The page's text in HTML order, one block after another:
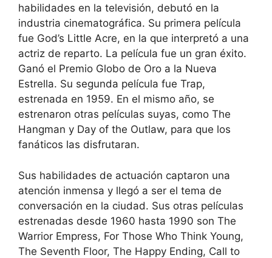
habilidades en la televisión, debutó en la
industria cinematográfica. Su primera película
fue God’s Little Acre, en la que interpretó a una
actriz de reparto. La película fue un gran éxito.
Ganó el Premio Globo de Oro a la Nueva
Estrella. Su segunda película fue Trap,
estrenada en 1959. En el mismo año, se
estrenaron otras películas suyas, como The
Hangman y Day of the Outlaw, para que los
fanáticos las disfrutaran.
Sus habilidades de actuación captaron una
atención inmensa y llegó a ser el tema de
conversación en la ciudad. Sus otras películas
estrenadas desde 1960 hasta 1990 son The
Warrior Empress, For Those Who Think Young,
The Seventh Floor, The Happy Ending, Call to